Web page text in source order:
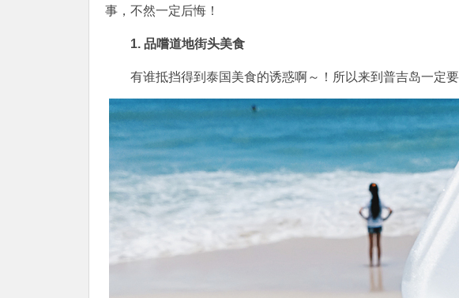
事，不然一定后悔！
1. 品嚐道地街头美食
有谁抵挡得到泰国美食的诱惑啊～！所以来到普吉岛一定